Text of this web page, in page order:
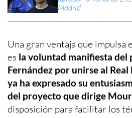
Madrid
Una gran ventaja que impulsa
es la voluntad manifiesta del
Fernández por unirse al
ya ha expresado su
del proyecto que dirige
disposición para facilitar los